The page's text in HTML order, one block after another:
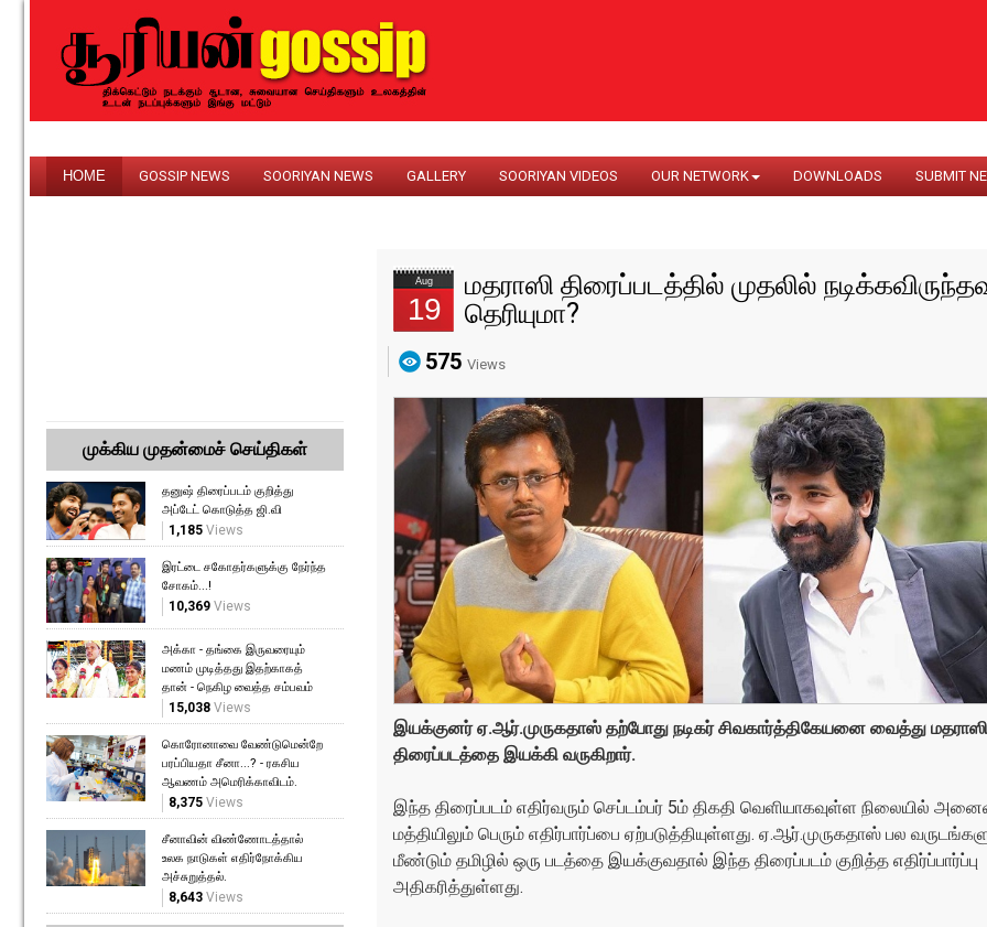
HOME GOSSIP NEWS SOORIYAN NEWS GALLERY SOORIYAN VIDEOS OUR NETWORK DOWNLOADS SUBMIT
Aug
19
மதராஸி திரைப்படத்தில் முதலில்
தெரியுமா?
575 Views
இயக்குனர் ஏ.ஆர்.முருகதாஸ் தற்போது நடிகர் சிவகார்த்திகேயனை வைத்து
திரைப்படத்தை இயக்கி வருகிறார்.
இந்த திரைப்படம் எதிர்வரும் செப்டம்பர் 5ம் திகதி வெளியாகவுள்ள நிலையில்
மத்தியிலும் பெரும் எதிர்பார்ப்பை ஏற்படுத்தியுள்ளது. ஏ.ஆர்.முருகதாஸ் பல
மீண்டும் தமிழில் ஒரு படத்தை இயக்குவதால் இந்த திரைப்படம் குறித்த எதிர்ப்பார்ப்பு
அதிகரித்துள்ளது.
முக்கிய முதன்மைச் செய்திகள்
தனுஷ் திரைப்படம் குறித்து
அப்டேட் கொடுத்த ஜி.வி
1,185 Views
இரட்டை சகோதர்களுக்கு நேர்ந்த
சோகம்...!
10,369 Views
அக்கா - தங்கை இருவரையும்
மணம் முடித்தது இதற்காகத்
தான் - நெகிழ வைத்த சம்பவம்
15,038 Views
கொரோனாவை வேண்டுமென்றே
பரப்பியதா சீனா...? - ரகசிய
ஆவணம் அமெரிக்காவிடம்.
8,375 Views
சீனாவின் விண்ணோடத்தால்
உலக நாடுகள் எதிர்நோக்கிய
அச்சுறுத்தல்.
8,643 Views